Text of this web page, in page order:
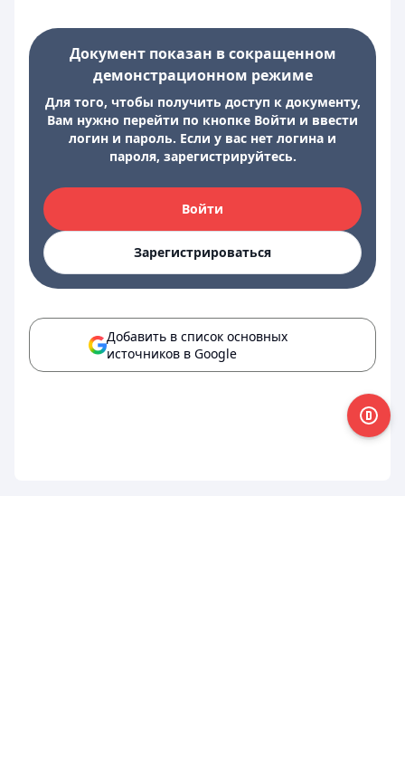
Документ показан в сокращенном
демонстрационном режиме
Для того, чтобы получить доступ к документу,
Вам нужно перейти по кнопке Войти и ввести
логин и пароль. Если у вас нет логина и
пароля, зарегистрируйтесь.
Войти
Зарегистрироваться
Добавить в список основных
источников в Google